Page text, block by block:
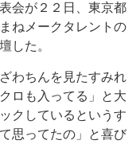
会が２２日、東京都
ねメークタレントの
した。
わちんを見たすみれ
ロも入ってる」と大
クしているというす
思ってたの」と喜び